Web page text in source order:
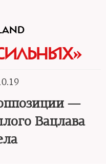
—
Вацлава